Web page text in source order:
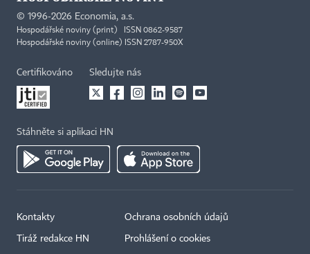
© 1996-2026 Economia, a.s.
Hospodářské noviny (print) ISSN 0862-9587
Hospodářské noviny (online) ISSN 2787-950X
Certifikováno Sledujte nás
Stáhněte si aplikaci HN
Kontakty
Tiráž redakce HN
Ochrana osobních údajů
Prohlášení o cookies